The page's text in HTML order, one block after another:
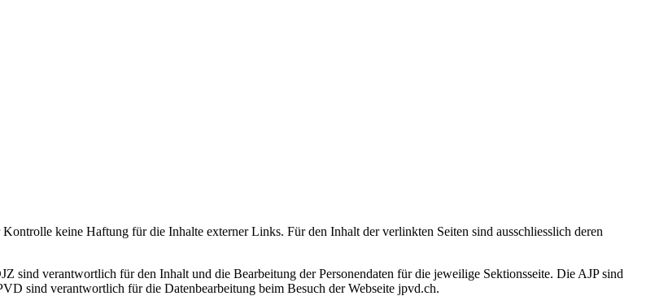
keine Haftung für die Inhalte externer Links. Für den Inhalt der verlinkten Seiten sind ausschliesslich deren
sind verantwortlich für den Inhalt und die Bearbeitung der Personendaten für die jeweilige Sektionsseite. Die AJP sind
sind verantwortlich für die Datenbearbeitung beim Besuch der Webseite jpvd.ch.